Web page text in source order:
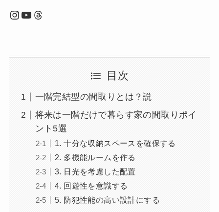
Instagram
YouTube
Threads
目次
一階完結型の間取りとは？説
将来は一階だけで暮らす家の間取りポイ
ント5選
1. 十分な収納スペースを確保する
2. 多機能ルームを作る
3. 日光を考慮した配置
4. 回遊性を意識する
5. 防犯性能の高い設計にする